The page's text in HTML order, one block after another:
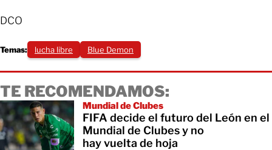
DCO
Temas: lucha libre Blue Demon
TE RECOMENDAMOS:
Mundial de Clubes
FIFA decide el futuro del León en el
Mundial de Clubes y no
hay vuelta de hoja